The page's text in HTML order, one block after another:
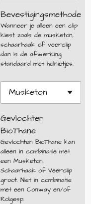
Bevestigingsmethode
Wanneer je alleen een clip
kiest zoals de musketon,
schaarhaak of veerclip
dan is de afwerking
standaard met holnietjes.
Gevlochten
BioThane
Gevlochten BioThane kan
alleen in combinatie met
een Musketon,
Schaarhaak of Veerclip
groot. Niet in combinatie
met een Conway en/of
Rolgesp.